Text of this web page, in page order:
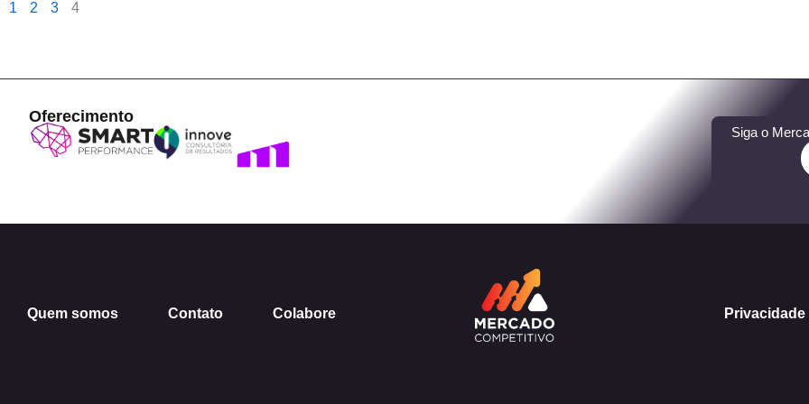
1 2 3 4
Oferecimento
Siga o
Quem somos Contato Colabore Privacidade